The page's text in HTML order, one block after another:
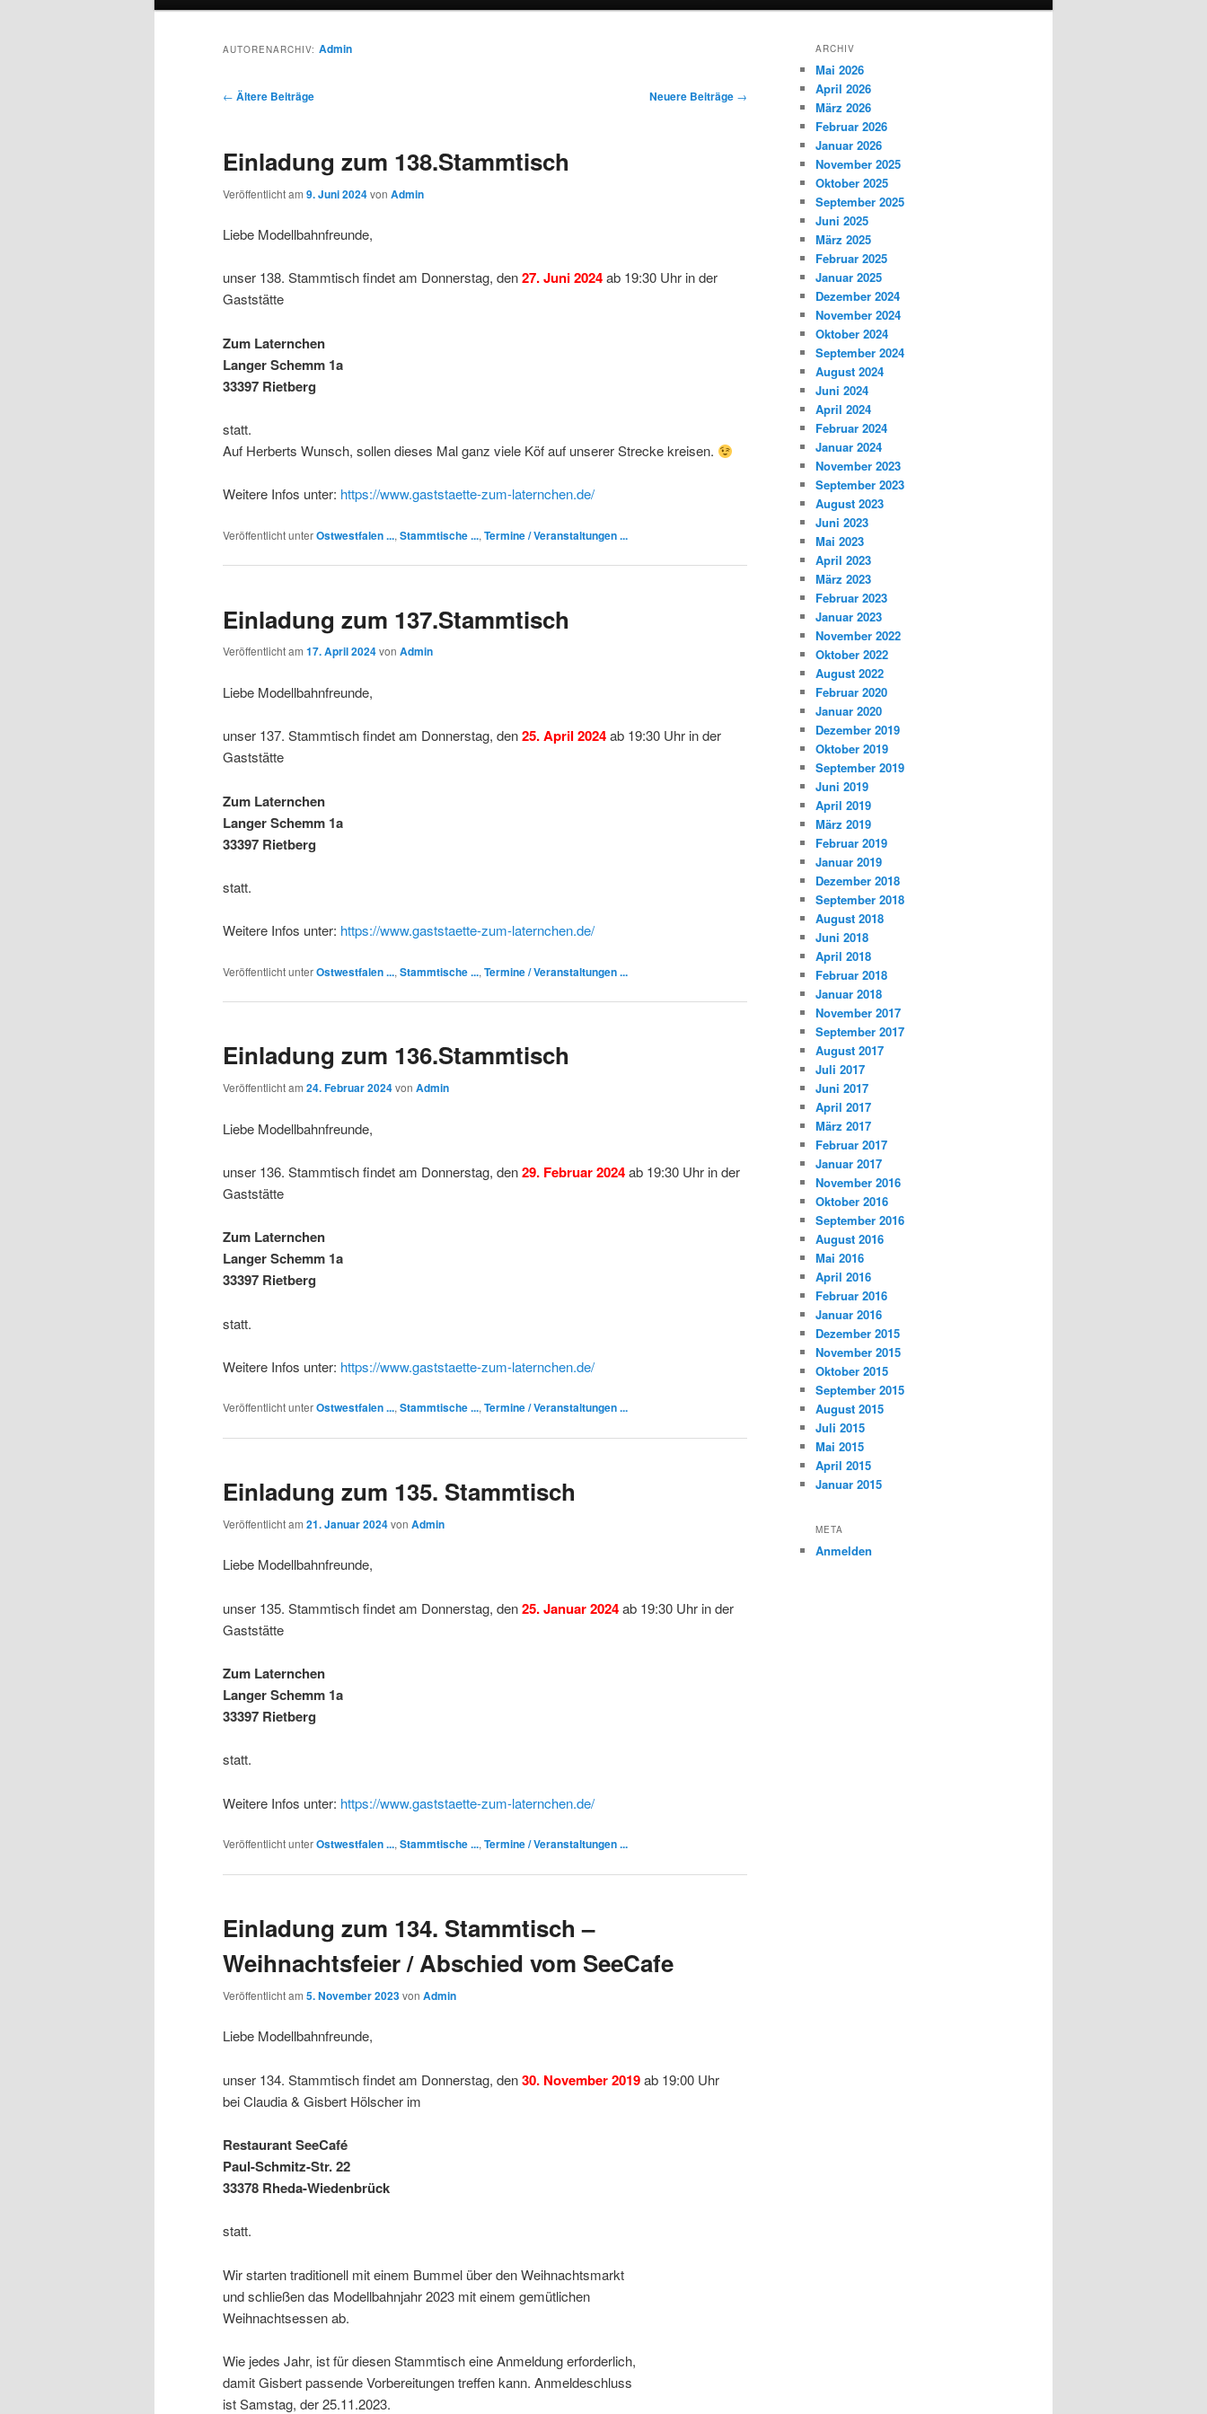
AUTORENARCHIV: Admin
Beitragsnavigation
← Ältere Beiträge Neuere Beiträge →
Einladung zum 138.Stammtisch
Veröffentlicht am 9. Juni 2024von Admin
Liebe Modellbahnfreunde,
unser 138. Stammtisch findet am Donnerstag, den27. Juni 2024ab 19:30 Uhr in der
Gaststätte
Zum Laternchen
Langer Schemm 1a
33397 Rietberg
statt.
Auf Herberts Wunsch, sollen dieses Mal ganz viele Köf auf unserer Strecke kreisen.
Weitere Infos unter: https://www.gaststaette-zum-laternchen.de/
Veröffentlicht unterOstwestfalen ..., Stammtische ..., Termine / Veranstaltungen ...
Einladung zum 137.Stammtisch
Veröffentlicht am 17. April 2024von Admin
Liebe Modellbahnfreunde,
unser 137. Stammtisch findet am Donnerstag, den25. April 2024ab 19:30 Uhr in der
Gaststätte
Zum Laternchen
Langer Schemm 1a
33397 Rietberg
statt.
Weitere Infos unter: https://www.gaststaette-zum-laternchen.de/
Veröffentlicht unterOstwestfalen ..., Stammtische ..., Termine / Veranstaltungen ...
Einladung zum 136.Stammtisch
Veröffentlicht am 24. Februar 2024von Admin
Liebe Modellbahnfreunde,
unser 136. Stammtisch findet am Donnerstag, den29. Februar 2024ab 19:30 Uhr in der
Gaststätte
Zum Laternchen
Langer Schemm 1a
33397 Rietberg
statt.
Weitere Infos unter: https://www.gaststaette-zum-laternchen.de/
Veröffentlicht unterOstwestfalen ...,Stammtische ...,Termine / Veranstaltungen ...
Einladung zum 135. Stammtisch
Veröffentlicht am 21. Januar 2024von Admin
Liebe Modellbahnfreunde,
unser 135. Stammtisch findet am Donnerstag, den25. Januar 2024ab 19:30 Uhr in der
Gaststätte
Zum Laternchen
Langer Schemm 1a
33397 Rietberg
statt.
Weitere Infos unter: https://www.gaststaette-zum-laternchen.de/
Veröffentlicht unterOstwestfalen ..., Stammtische ..., Termine / Veranstaltungen ...
Einladung zum 134. Stammtisch –
Weihnachtsfeier / Abschied vom SeeCafe
Veröffentlicht am 5. November 2023von Admin
Liebe Modellbahnfreunde,
unser 134. Stammtisch findet am Donnerstag, den30. November 2019ab 19:00 Uhr
bei Claudia & Gisbert Hölscher im
Restaurant SeeCafé
Paul-Schmitz-Str. 22
33378 Rheda-Wiedenbrück
statt.
Wir starten traditionell mit einem Bummel über den Weihnachtsmarkt
und schließen das Modellbahnjahr 2023 mit einem gemütlichen
Weihnachtsessen ab.
Wie jedes Jahr, ist für diesen Stammtisch eine Anmeldung erforderlich,
damit Gisbert passende Vorbereitungen treffen kann. Anmeldeschluss
ist Samstag, der 25.11.2023.
ARCHIV
Mai 2026
April 2026
März 2026
Februar 2026
Januar 2026
November 2025
Oktober 2025
September 2025
Juni 2025
März 2025
Februar 2025
Januar 2025
Dezember 2024
November 2024
Oktober 2024
September 2024
August 2024
Juni 2024
April 2024
Februar 2024
Januar 2024
November 2023
September 2023
August 2023
Juni 2023
Mai 2023
April 2023
März 2023
Februar 2023
Januar 2023
November 2022
Oktober 2022
August 2022
Februar 2020
Januar 2020
Dezember 2019
Oktober 2019
September 2019
Juni 2019
April 2019
März 2019
Februar 2019
Januar 2019
Dezember 2018
September 2018
August 2018
Juni 2018
April 2018
Februar 2018
Januar 2018
November 2017
September 2017
August 2017
Juli 2017
Juni 2017
April 2017
März 2017
Februar 2017
Januar 2017
November 2016
Oktober 2016
September 2016
August 2016
Mai 2016
April 2016
Februar 2016
Januar 2016
Dezember 2015
November 2015
Oktober 2015
September 2015
August 2015
Juli 2015
Mai 2015
April 2015
Januar 2015
META
Anmelden